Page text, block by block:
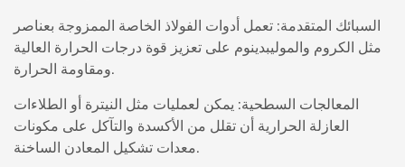
السبائك المتقدمة: تعمل أدوات الفولاذ الخاصة الممزوجة بعناصر
مثل الكروم والموليبدينوم على تعزيز قوة درجات الحرارة العالية
ومقاومة الحرارة.
المعالجات السطحية: يمكن لعمليات مثل النيترة أو الطلاءات
العازلة الحرارية أن تقلل من الأكسدة والتآكل على مكونات
معدات تشكيل المعادن الساخنة.